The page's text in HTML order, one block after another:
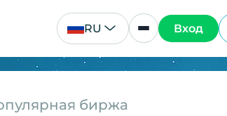
RU Вход
биржа